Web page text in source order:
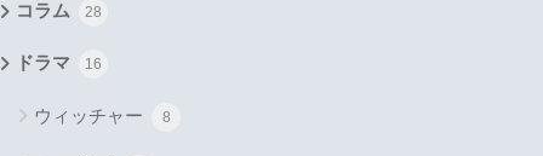
コラム 28
ドラマ 16
ウィッチャー 8